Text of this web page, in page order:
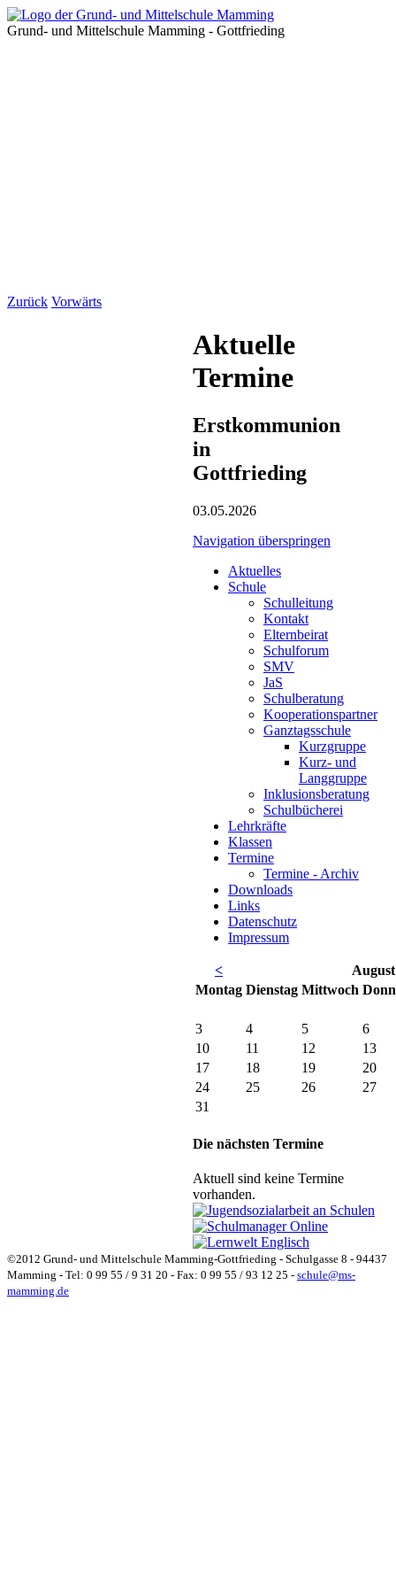
Grund- und Mittelschule Mamming - Gottfrieding
Zurück Vorwärts
Aktuelle
Termine
Erstkommunion
in
Gottfrieding
03.05.2026
Navigation überspringen
Aktuelles
Schule
Schulleitung
Kontakt
Elternbeirat
Schulforum
SMV
JaS
Schulberatung
Kooperationspartner
Ganztagsschule
Kurzgruppe
Kurz- und
Langgruppe
Inklusionsberatung
Schulbücherei
Lehrkräfte
Klassen
Termine
Termine - Archiv
Downloads
Links
Datenschutz
Impressum
<
Montag Dienstag Mittwoch Do
3 4 5
6
10
11 12
13
17
18 19
20
24
25 26
27
31
Die nächsten Termine
Aktuell sind keine Termine
vorhanden.
©2012 Grund- und Mittelschule Mamming-Gottfrieding - Schulgasse 8 - 94437
Mamming - Tel: 0 99 55 / 9 31 20 - Fax: 0 99 55 / 93 12 25 - schule@ms-
mamming.de